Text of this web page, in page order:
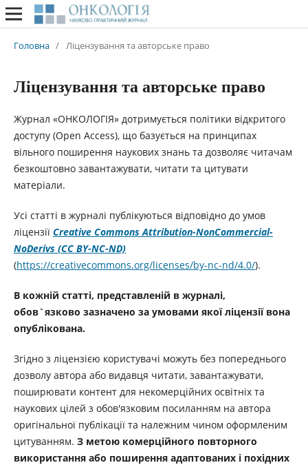
Головна / Ліцензування та авторське право
Ліцензування та авторське право
Журнал «ОНКОЛОГІЯ» дотримується політики відкритого
доступу (Open Access), що базується на принципах
вільного поширення наукових знань та дозволяє читачам
безкоштовно завантажувати, читати та цитувати
матеріали.
Усі статті в журналі публікуються відповідно до умов
ліцензії Creative Commons Attribution-NonCommercial-
NoDerivs (CC BY-NC-ND)
(https://creativecommons.org/licenses/by-nc-nd/4.0/).
В кожній статті, представленій в журналі,
обов`язково зазначено за умовами якої ліцензії вона
опублікована.
Згідно з ліцензією користувачі можуть без попереднього
дозволу автора або видавця читати, завантажувати,
поширювати контент для некомерційних освітніх та
наукових цілей з обов'язковим посиланням на автора
оригінальної публікації та належним чином оформленим
цитуванням. З метою комерційного повторного
використання або поширення адаптованих і похідних